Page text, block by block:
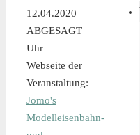
12.04.2020
ABGESAGT
Uhr
Webseite der
Veranstaltung:
Jomo's
Modelleisenbahn-